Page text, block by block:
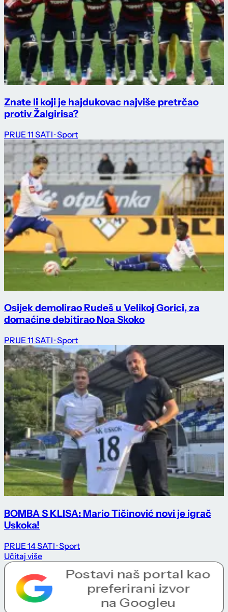
Znate li koji je hajdukovac najviše pretrčao
protiv Žalgirisa?
PRIJE 11 SATI · Sport
Osijek demolirao Rudeš u Velikoj Gorici, za
domaćine debitirao Noa Skoko
PRIJE 11 SATI · Sport
BOMBA S KLISA: Mario Tičinović novi je igrač
Uskoka!
PRIJE 14 SATI · Sport
Učitaj više